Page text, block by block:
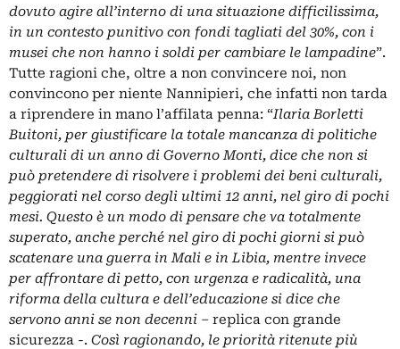
dovuto agire all’interno di una situazione difficilissima,
in un contesto punitivo con fondi tagliati del 30%, con i
musei che non hanno i soldi per cambiare le lampadine”.
Tutte ragioni che, oltre a non convincere noi, non
convincono per niente Nannipieri, che infatti non tarda
a riprendere in mano l’affilata penna: “Ilaria Borletti
Buitoni, per giustificare la totale mancanza di politiche
culturali di un anno di Governo Monti, dice che non si
può pretendere di risolvere i problemi dei beni culturali,
peggiorati nel corso degli ultimi 12 anni, nel giro di pochi
mesi. Questo è un modo di pensare che va totalmente
superato, anche perché nel giro di pochi giorni si può
scatenare una guerra in Mali e in Libia, mentre invece
per affrontare di petto, con urgenza e radicalità, una
riforma della cultura e dell’educazione si dice che
servono anni se non decenni – replica con grande
sicurezza -. Così ragionando, le priorità ritenute più